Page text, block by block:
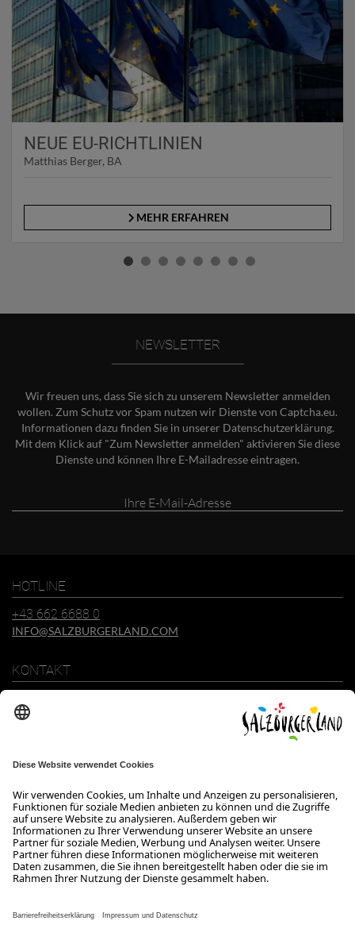
NEUE EU-RICHTLINIEN
Matthias Berger, BA
MEHR ERFAHREN
NEWSLETTER
Wir freuen uns, dass Sie sich zu unserem Newsletter anmelden
wollen. Zum Schutz vor Spam nutzen wir Dienste von Captcha.eu.
Informationen dazu finden Sie in unserer Datenschutzerklärung.
Mit dem Klick auf "Zum Newsletter anmelden" aktivieren Sie diese
Dienste und können Ihre E-Mailadresse eintragen.
HOTLINE
+43 662 6688 0
INFO@SALZBURGERLAND.COM
KONTAKT
+43 662 6688 0
ÖFFNUNGSZEITEN
Wir freuen uns auf Ihre Anfrage!
Gerne stehen wir Ihnen von Montag bis Donnerstag von 08:00 bis